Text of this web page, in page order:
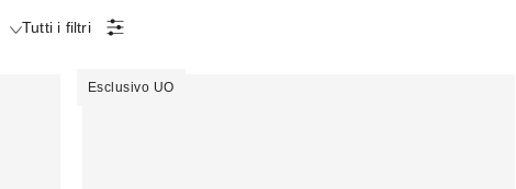
Tutti i filtri
Esclusivo UO